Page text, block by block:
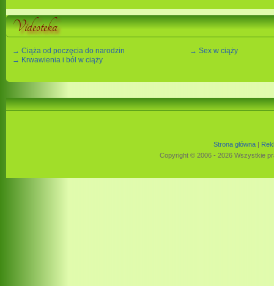
Videoteka
→ Ciąża od poczęcia do narodzin
→ Krwawienia i ból w ciąży
→ Sex w ciąży
Strona główna|
Copyright © 2006 - 2026 Wszystkie